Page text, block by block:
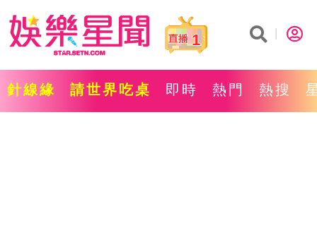
1
針線緣 請世界吃桌 即時 熱門 熱搜